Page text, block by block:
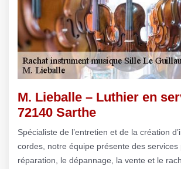
M. Lieballe – Luthier en
72140 Sarthe
Spécialiste de l’entretien et de la création
cordes, notre équipe présente des services
réparation, le dépannage, la vente et le